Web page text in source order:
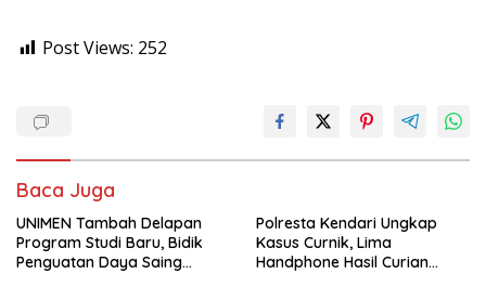
Post Views: 252
Baca Juga
UNIMEN Tambah Delapan
Program Studi Baru, Bidik
Penguatan Daya Saing
Polresta Kendari Ungkap
Kasus Curnik, Lima
Handphone Hasil Curian